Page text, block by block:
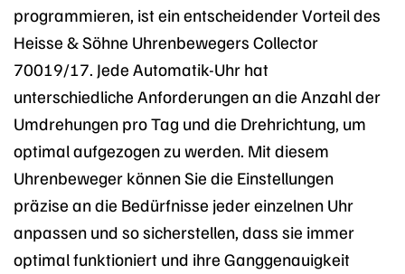
programmieren, ist ein entscheidender Vorteil des
Heisse & Söhne Uhrenbewegers Collector
70019/17. Jede Automatik-Uhr hat
unterschiedliche Anforderungen an die Anzahl der
Umdrehungen pro Tag und die Drehrichtung, um
optimal aufgezogen zu werden. Mit diesem
Uhrenbeweger können Sie die Einstellungen
präzise an die Bedürfnisse jeder einzelnen Uhr
anpassen und so sicherstellen, dass sie immer
optimal funktioniert und ihre Ganggenauigkeit